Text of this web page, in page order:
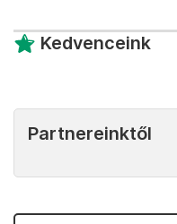
Kedvenceink
Partnereinktől